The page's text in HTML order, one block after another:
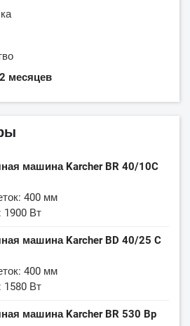
месяцев
машина Karcher BR 40/10C
400 мм
Вт
машина Karcher BD 40/25 C
400 мм
Вт
машина Karcher BR 530 Bp